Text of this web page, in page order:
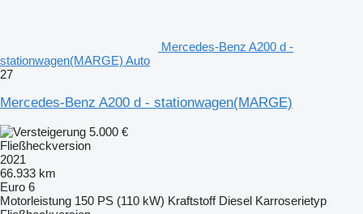
Mercedes-Benz A200 d -
stationwagen(MARGE) Auto
27
Mercedes-Benz A200 d - stationwagen(MARGE)
5.000 €
Fließheckversion
2021
66.933 km
Euro 6
Motorleistung 150 PS (110 kW) Kraftstoff Diesel Karroserietyp